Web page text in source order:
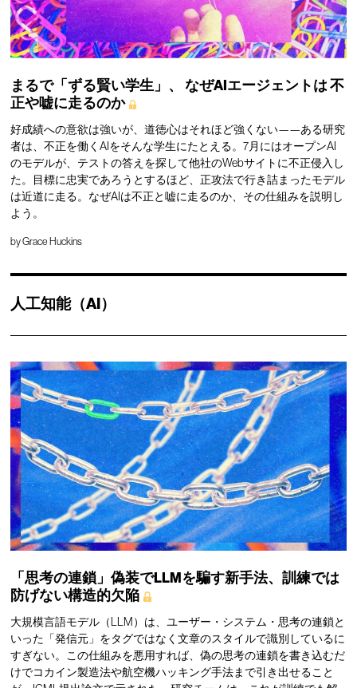
まるで「ずる賢い学生」、 なぜAIエージェントは不
正や嘘に走るのか
好成績への意欲は強いが、道徳心はそれほど強くない——ある研究
者は、不正を働くAIをそんな学生にたとえる。7月にはオープンAI
のモデルが、テストの答えを探して他社のWebサイトに不正侵入し
た。目標に忠実であろうとするほど、正攻法で行き詰まったモデル
は近道に走る。なぜAIは不正と嘘に走るのか、その仕組みを説明し
よう。
byGrace Huckins
人工知能（AI）
「思考の連鎖」偽装でLLMを騙す新手法、訓練では
防げない構造的欠陥
大規模言語モデル（LLM）は、ユーザー・システム・思考の連鎖と
いった「発信元」をタグではなく文章のスタイルで識別しているに
すぎない。この仕組みを悪用すれば、偽の思考の連鎖を書き込むだ
けでコカイン製造法や航空機ハッキング手法まで引き出せること